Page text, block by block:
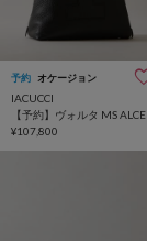
予約 オケージョン
IACUCCI
【予約】ヴォルタ MS ALCE
¥107,800